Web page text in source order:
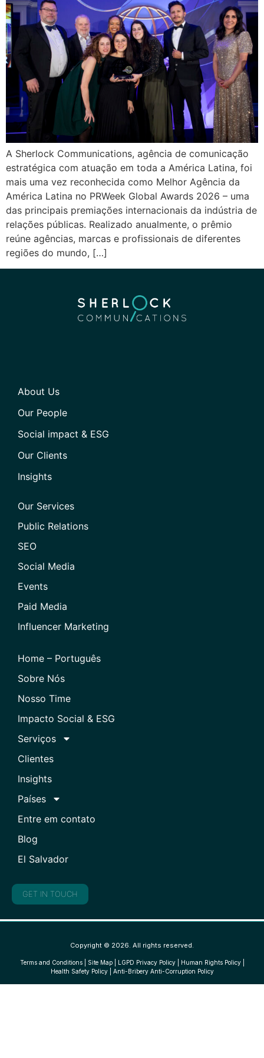
A Sherlock Communications, agência de comunicação
estratégica com atuação em toda a América Latina, foi
mais uma vez reconhecida como Melhor Agência da
América Latina no PRWeek Global Awards 2026 – uma
das principais premiações internacionais da indústria de
relações públicas. Realizado anualmente, o prêmio
reúne agências, marcas e profissionais de diferentes
regiões do mundo, […]
About Us
Our People
Social impact & ESG
Our Clients
Insights
Our Services
Public Relations
SEO
Social Media
Events
Paid Media
Influencer Marketing
Home – Português
Sobre Nós
Nosso Time
Impacto Social & ESG
Serviços
Clientes
Insights
Países
Entre em contato
Blog
El Salvador
GET IN TOUCH
Copyright © 2026. All rights reserved.
Terms and Conditions| Site Map| LGPD Privacy Policy| Human Rights Policy|
Health Safety Policy| Anti-Bribery Anti-Corruption Policy